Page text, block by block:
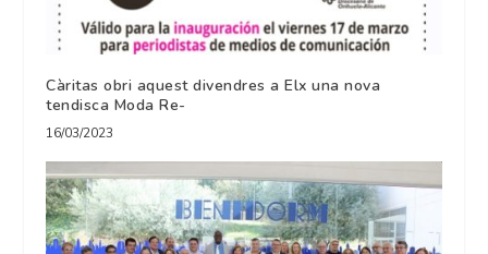
Càritas obri aquest divendres a Elx una nova
tendisca Moda Re-
16/03/2023